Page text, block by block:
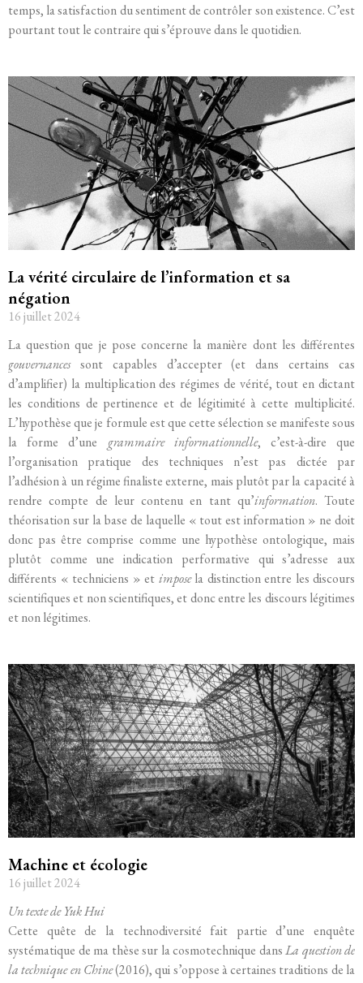
temps, la satisfaction du sentiment de contrôler son existence. C’est
pourtant tout le contraire qui s’éprouve dans le quotidien.
La vérité circulaire de l’information et sa
négation
16 juillet 2024
La question que je pose concerne la manière dont les différentes
gouvernancessont capables d’accepter (et dans certains cas
d’amplifier) la multiplication des régimes de vérité, tout en dictant
les conditions de pertinence et de légitimité à cette multiplicité.
L’hypothèse que je formule est que cette sélection se manifeste sous
la forme d’une grammaire informationnelle, c’est-à-dire que
l’organisation pratique des techniques n’est pas dictée par
l’adhésion à un régime finaliste externe, mais plutôt par la capacité à
rendre compte de leur contenu en tant qu’information. Toute
théorisation sur la base de laquelle « tout est information » ne doit
donc pas être comprise comme une hypothèse ontologique, mais
plutôt comme une indication performative qui s’adresse aux
différents « techniciens » et imposela distinction entre les discours
scientifiques et non scientifiques, et donc entre les discours légitimes
et non légitimes.
Machine et écologie
16 juillet 2024
Un texte de Yuk Hui
Cette quête de la technodiversité fait partie d’une enquête
systématique de ma thèse sur la cosmotechnique dansLa question de
la technique en Chine(2016), qui s’oppose à certaines traditions de la